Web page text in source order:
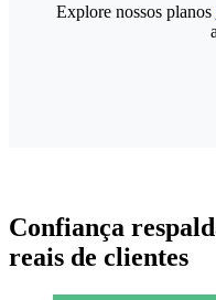
Explore nossos planos
Confiança
reais de clientes